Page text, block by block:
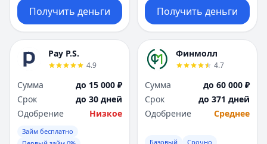
Получить деньги Получить деньги
Pay P.S.
4.9
Сумма
до 15 000 ₽
Срок
до 30 дней
Одобрение
Низкое
Займ бесплатно
Финмолл
4.7
Сумма
до 60 000 ₽
Срок
до 371 дней
Одобрение
Среднее
Базовый Срочно